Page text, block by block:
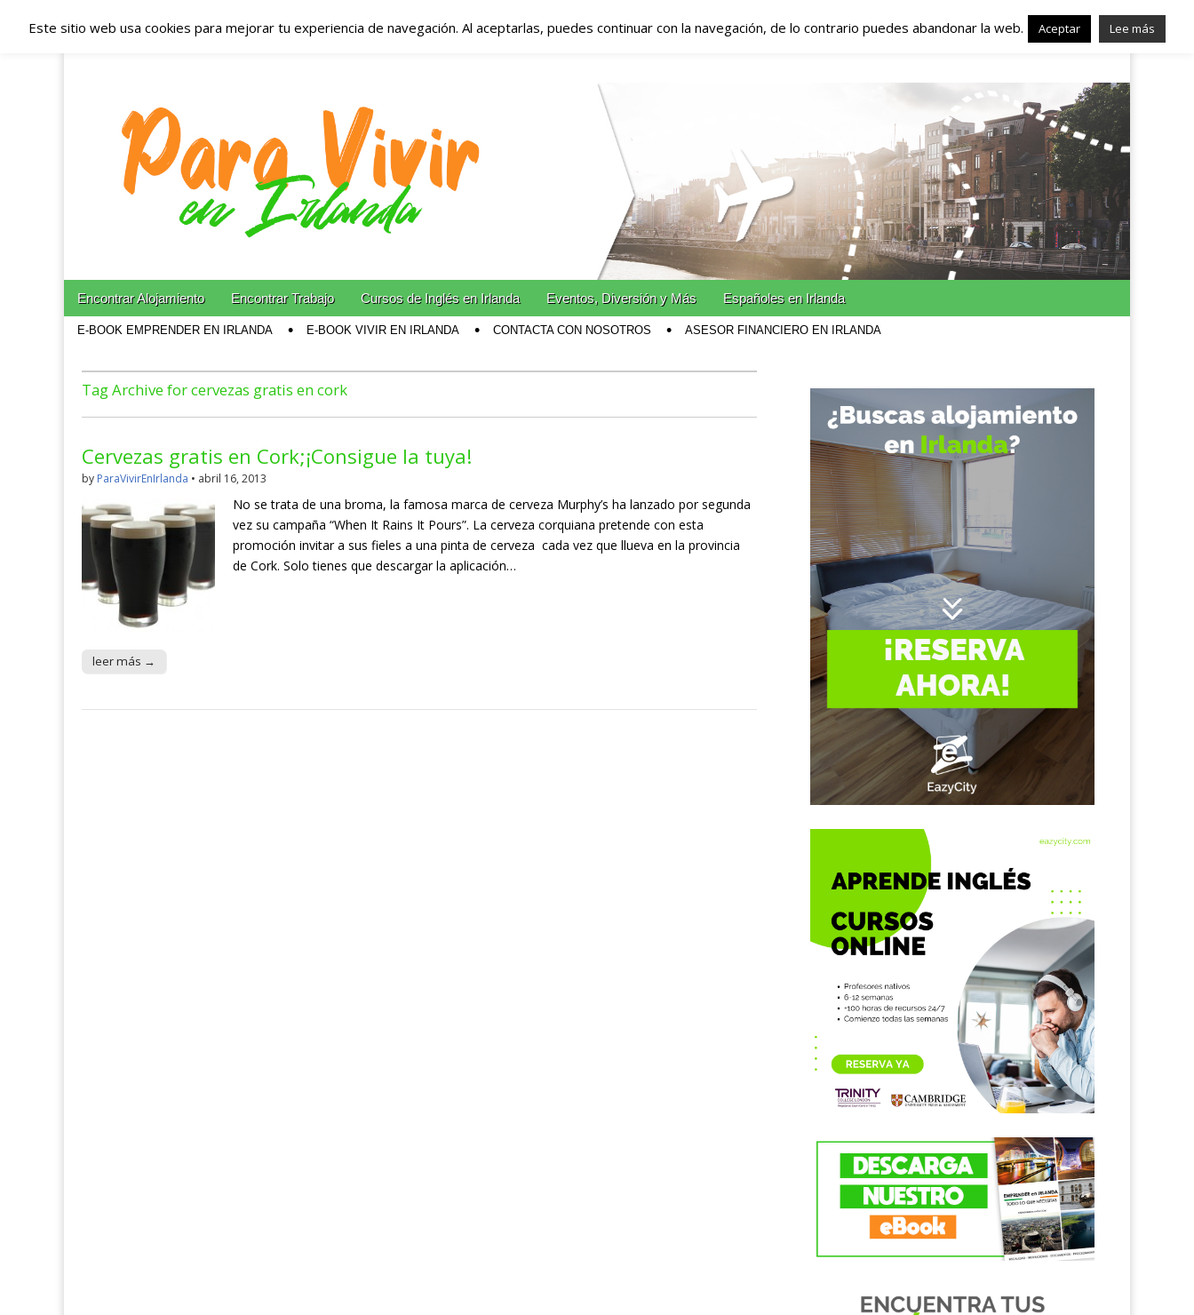
Españoles en Irlanda – Vivir en Irlanda – Trabajo en
Irlanda – Alojamiento en Irlanda
Blog dedicado a los que viven, estudian y trabajan en Irlanda!
Main menu
Skip to content
Encontrar Alojamiento Encontrar Trabajo Cursos de Inglés en Irlanda Eventos, Diversión y Más Españoles en Irlanda
E-BOOK EMPRENDER EN IRLANDA E-BOOK VIVIR EN IRLANDA CONTACTA CON NOSOTROS ASESOR FINANCIERO EN IRLANDA
Tag Archive for cervezas gratis en cork
Cervezas gratis en Cork;¡Consigue la tuya!
by ParaVivirEnIrlanda • abril 16, 2013
No se trata de una broma, la famosa marca de cerveza Murphy’s ha lanzado por segunda
vez su campaña “When It Rains It Pours”. La cerveza corquiana pretende con esta
promoción invitar a sus fieles a una pinta de cerveza cada vez que llueva en la provincia
de Cork. Solo tienes que descargar la aplicación…
leer más →
Este sitio web usa cookies para mejorar tu experiencia de navegación. Al aceptarlas, puedes continuar con la navegación, de lo contrario puedes abandonar la web. Aceptar Lee más